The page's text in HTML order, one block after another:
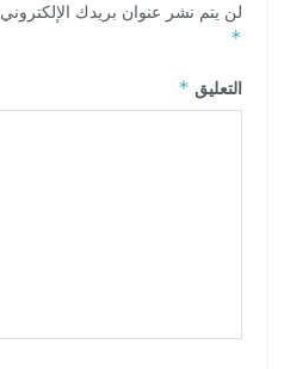
لن يتم نشر عنوان بريدك الإلكتروني.
*
التعليق *